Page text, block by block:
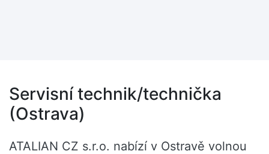
Servisní technik/technička
(Ostrava)
ATALIAN CZ s.r.o. nabízí v Ostravě volnou